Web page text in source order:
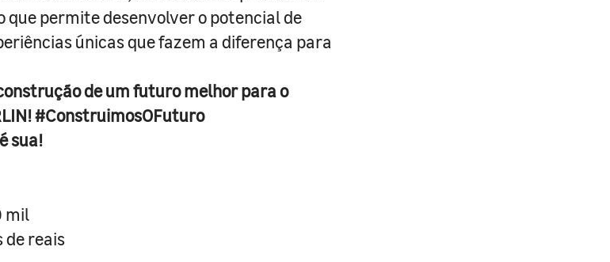
permite desenvolver o potencial de
únicas que fazem a diferença para
de um futuro melhor para o
#ConstruimosOFuturo
sua!
mil
de reais